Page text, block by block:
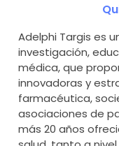
Adelphi Targis es
investigación,
médica, que
innovadoras y
farmacéutica,
asociaciones de
más 20 años